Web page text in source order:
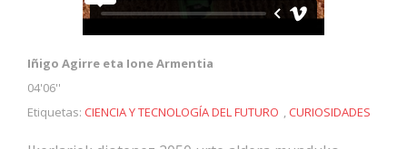
Iñigo Agirre eta Ione Armentia
04'06''
Etiquetas: CIENCIA Y TECNOLOGÍA DEL FUTURO ,CURIOSIDADES